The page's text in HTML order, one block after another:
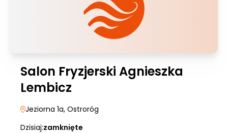
Salon Fryzjerski Agnieszka
Lembicz
Jeziorna 1a, Ostroróg
Dzisiaj:zamknięte